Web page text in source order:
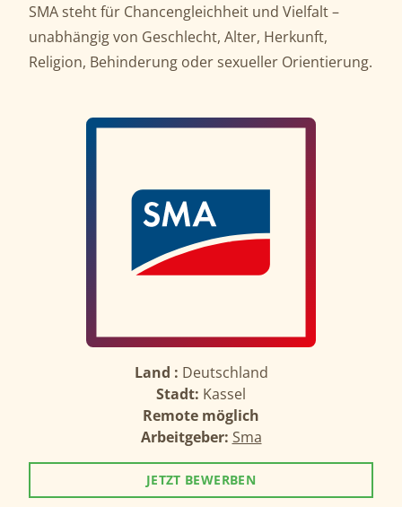
SMA steht für Chancengleichheit und Vielfalt –
unabhängig von Geschlecht, Alter, Herkunft,
Religion, Behinderung oder sexueller Orientierung.
Land : Deutschland
Stadt: Kassel
Remote möglich
Arbeitgeber: Sma
JETZT BEWERBEN